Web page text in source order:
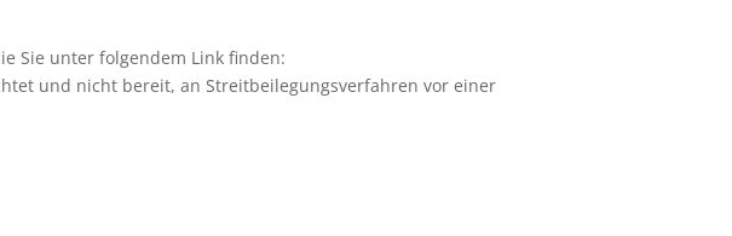
Sie unter folgendem Link finden:
und nicht bereit, an Streitbeilegungsverfahren vor einer